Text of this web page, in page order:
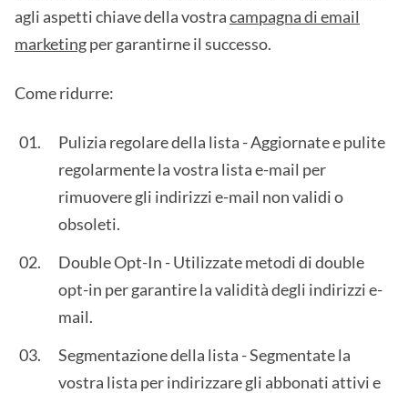
agli aspetti chiave della vostracampagna di email
marketingper garantirne il successo.
Come ridurre:
Pulizia regolare della lista - Aggiornate e pulite
regolarmente la vostra lista e-mail per
rimuovere gli indirizzi e-mail non validi o
obsoleti.
Double Opt-In - Utilizzate metodi di double
opt-in per garantire la validità degli indirizzi e-
mail.
Segmentazione della lista - Segmentate la
vostra lista per indirizzare gli abbonati attivi e